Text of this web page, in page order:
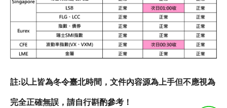
註:以上皆為冬令臺北時間，文件內容源為上手但不應視為
完全正確無誤，請自行斟酌參考！